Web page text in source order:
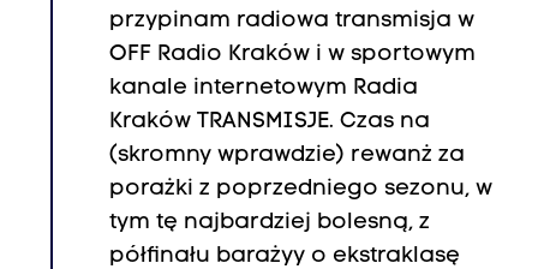
przypinam radiowa transmisja w
OFF Radio Kraków i w sportowym
kanale internetowym Radia
Kraków TRANSMISJE. Czas na
(skromny wprawdzie) rewanż za
porażki z poprzedniego sezonu, w
tym tę najbardziej bolesną, z
półfinału barażyy o ekstraklasę